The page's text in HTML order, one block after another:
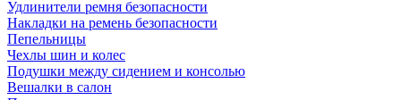
Удлинители ремня безопасности
Накладки на ремень безопасности
Пепельницы
Чехлы шин и колес
Подушки между сидением и консолью
Вешалки в салон